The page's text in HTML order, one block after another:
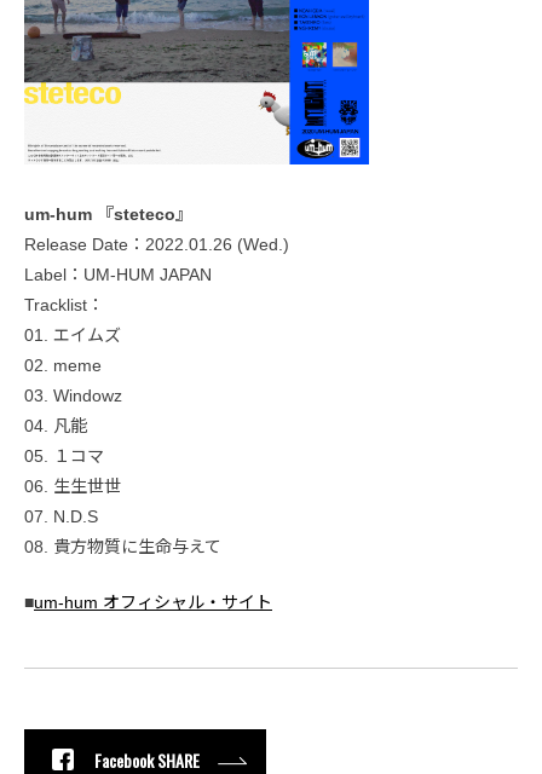
um-hum 『steteco』
Release Date：2022.01.26 (Wed.)
Label：UM-HUM JAPAN
Tracklist：
01. エイムズ
02. meme
03. Windowz
04. 凡能
05. １コマ
06. 生生世世
07. N.D.S
08. 貴方物質に生命与えて
■um-hum オフィシャル・サイト
Facebook SHARE